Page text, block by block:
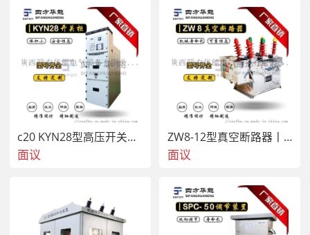
c20 KYN28型高压开关柜/高压开关柜
面议
ZW8-12型真空断路器丨户外柱上真空断路器
面议